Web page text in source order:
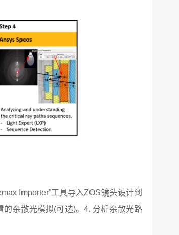
Importer”工具导入ZOS镜头设计到
杂散光模拟(可选)。4. 分析杂散光路